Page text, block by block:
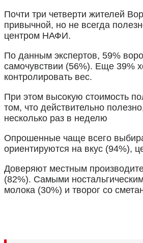
Почти три четверти жителей
привычной, но не всегда
центром НАФИ.
По данным экспертов, 59%
самочувствии (56%). Еще 39%
контролировать вес.
При этом высокую стоимость
том, что действительно
несколько раз в неделю
Опрошенные чаще всего
ориентируются на вкус (94%),
Доверяют местным
(82%). Самыми
молока (30%) и творог со